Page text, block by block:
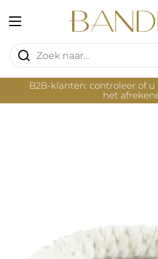
Menu openen
B2B-klanten: controleer of
het